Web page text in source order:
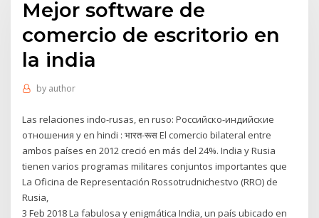
Mejor software de
comercio de escritorio en
la india
by author
Las relaciones indo-rusas, en ruso: Российско-индийские
отношения y en hindi : भारत-रूस El comercio bilateral entre
ambos países en 2012 creció en más del 24%.​ India y Rusia
tienen varios programas militares conjuntos importantes que
La Oficina de Representación Rossotrudnichestvo (RRO) de
Rusia,
3 Feb 2018 La fabulosa y enigmática India, un país ubicado en